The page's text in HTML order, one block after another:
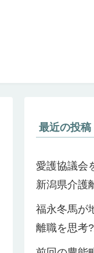
最近の投稿
愛護協議会
新潟県介護
福永冬馬が
離職を思考